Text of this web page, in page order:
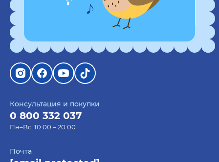
настроения.
Среди популярных вариантов от ORNER:
рождения!»– идеально для празднования
юбилеев и дней рождения.
будущего» – для тех, кто ищет мудрые
подсказки и философские размышления.
отличный мотивационный сюрприз для
Консультация и покупки
0 800 332 037
Пн–Вс, 10:00 – 20:00
Почта